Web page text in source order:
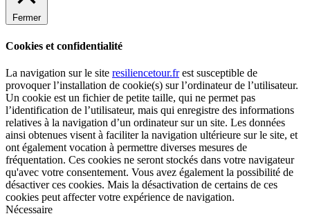
Fermer
Cookies et confidentialité
La navigation sur le site resiliencetour.frest susceptible de
provoquer l’installation de cookie(s) sur l’ordinateur de l’utilisateur.
Un cookie est un fichier de petite taille, qui ne permet pas
l’identification de l’utilisateur, mais qui enregistre des informations
relatives à la navigation d’un ordinateur sur un site. Les données
ainsi obtenues visent à faciliter la navigation ultérieure sur le site, et
ont également vocation à permettre diverses mesures de
fréquentation. Ces cookies ne seront stockés dans votre navigateur
qu'avec votre consentement. Vous avez également la possibilité de
désactiver ces cookies. Mais la désactivation de certains de ces
cookies peut affecter votre expérience de navigation.
Nécessaire